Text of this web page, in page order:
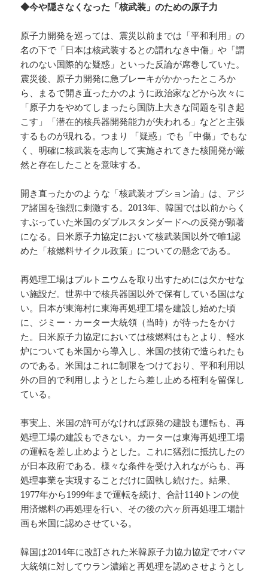
◆今や隠さなくなった「核武装」のための原子力
原子力開発を巡っては、震災以前までは「平和利用」の
名の下で「日本は核武装するとの謂れなき中傷」や「謂
れのない国際的な疑惑」といった反論が席巻していた。
震災後、原子力開発に急ブレーキがかかったところか
ら、まるで開き直ったかのように政治家などから次々に
「原子力をやめてしまったら国防上大きな問題を引き起
こす」「潜在的核兵器開発能力が失われる」などと主張
するものが現れる。つまり 「疑惑」でも「中傷」でもな
く、明確に核武装を志向して実施されてきた核開発が厳
然と存在したことを意味する。
開き直ったかのような「核武装オプション論」は、アジ
ア諸国を強烈に刺激する。2013年、韓国では以前からく
すぶっていた米国のダブルスタンダードへの反発が顕著
になる。日米原子力協定において核武装国以外で唯1認
めた「核燃料サイクル政策」についての懸念である。
再処理工場はプルトニウムを取り出すためには欠かせな
い施設だ。世界中で核兵器国以外で保有している国はな
い。日本が東海村に東海再処理工場を建設し始めた頃
に、ジミー・カーター大統領（当時）が待ったをかけ
た。日米原子力協定においては核燃料はもとより、軽水
炉についても米国から導入し、米国の技術で造られたも
のである。米国はこれに制限をつけており、平和利用以
外の目的で利用しようとしたら差し止める権利を留保し
ている。
事実上、米国の許可がなければ原発の建設も運転も、再
処理工場の建設もできない。カーターは東海再処理工場
の運転を差し止めようとした。これに猛烈に抵抗したの
が日本政府である。様々な条件を受け入れながらも、再
処理事業を実現することだけに固執し続けた。結果、
1977年から1999年まで運転を続け、合計1140トンの使
用済燃料の再処理を行い、その後の六ヶ所再処理工場計
画も米国に認めさせている。
韓国は2014年に改訂された米韓原子力協力協定でオバマ
大統領に対してウラン濃縮と再処理を認めさせようとし